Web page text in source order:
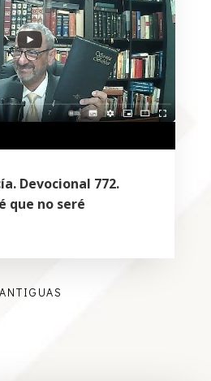
Devocional 772.
que no seré